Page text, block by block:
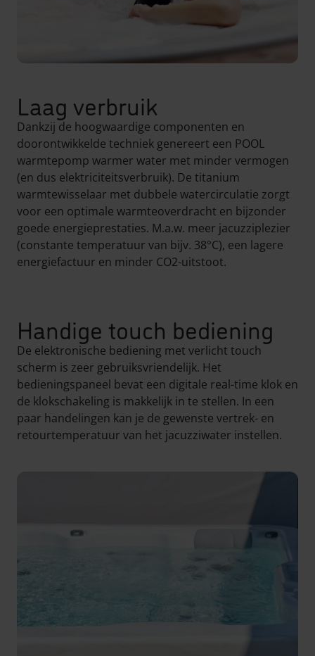
Laag verbruik
Dankzij de hoogwaardige componenten en
doorontwikkelde techniek genereert een POOL
warmtepomp warmer water met minder vermogen
(en dus elektriciteitsverbruik). De titanium
warmtewisselaar met dubbele watercirculatie zorgt
voor een optimale warmteoverdracht en bijzonder
goede energieprestaties. M.a.w. meer jacuzziplezier
(constante temperatuur van bijv. 38°C), een lagere
energiefactuur en minder CO2-uitstoot.
Handige touch bediening
De elektronische bediening met verlicht touch
scherm is zeer gebruiksvriendelijk. Het
bedieningspaneel bevat een digitale real-time klok en
de klokschakeling is makkelijk in te stellen. In een
paar handelingen kan je de gewenste vertrek- en
retourtemperatuur van het jacuzziwater instellen.